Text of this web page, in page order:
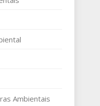
Ambientais